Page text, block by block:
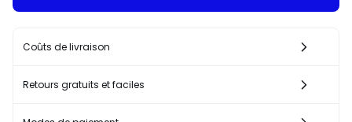
Coûts de livraison
Retours gratuits et faciles